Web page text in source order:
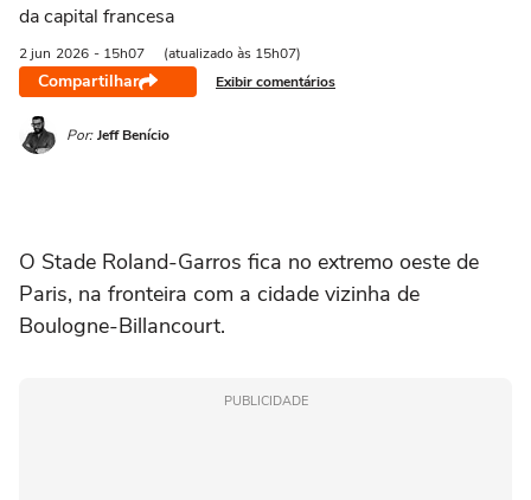
da capital francesa
2 jun 2026 - 15h07 (atualizado às 15h07)
Compartilhar Exibir comentários
Por: Jeff Benício
O Stade Roland-Garros fica no extremo oeste de
Paris, na fronteira com a cidade vizinha de
Boulogne-Billancourt.
PUBLICIDADE